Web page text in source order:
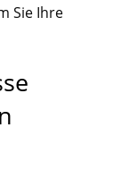
Sie Ihre